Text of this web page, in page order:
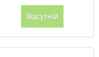
Відсутній